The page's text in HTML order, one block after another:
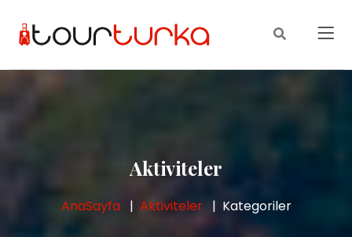
Aktiviteler
AnaSayfa Aktiviteler Kategoriler